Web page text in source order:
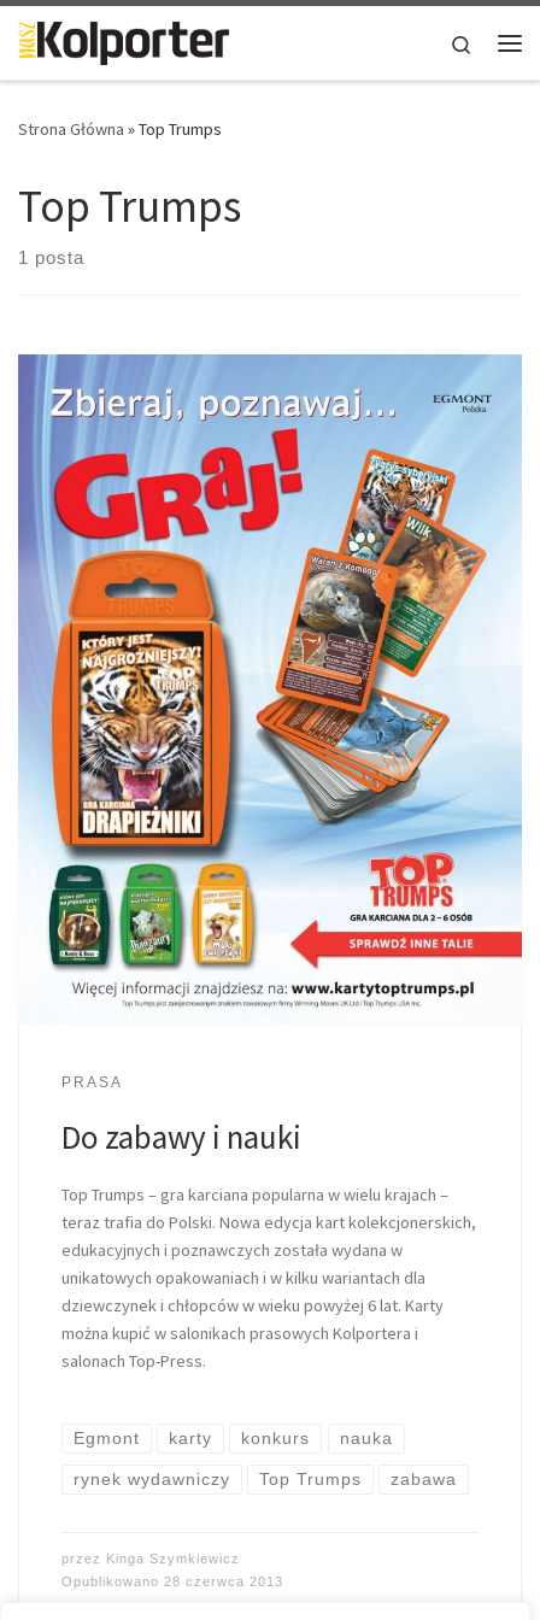
Skip to content
Search
Strona Główna »Top Trumps
Top Trumps
1 posta
PRASA
Do zabawy i nauki
Top Trumps – gra karciana popularna w wielu krajach –
teraz trafia do Polski. Nowa edycja kart kolekcjonerskich,
edukacyjnych i poznawczych została wydana w
unikatowych opakowaniach i w kilku wariantach dla
dziewczynek i chłopców w wieku powyżej 6 lat. Karty
można kupić w salonikach prasowych Kolportera i
salonach Top-Press.
Egmont karty konkurs nauka
rynek wydawniczy Top Trumps zabawa
przez Kinga Szymkiewicz
Opublikowano 28 czerwca 2013